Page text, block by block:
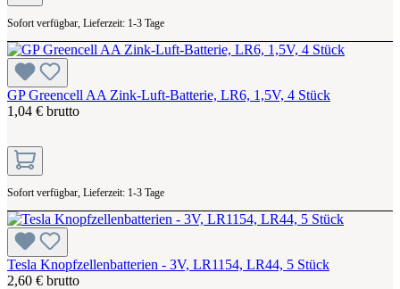
Sofort verfügbar, Lieferzeit: 1-3 Tage
GP Greencell AA Zink-Luft-Batterie, LR6, 1,5V, 4 Stück
1,04 € brutto
Sofort verfügbar, Lieferzeit: 1-3 Tage
Tesla Knopfzellenbatterien - 3V, LR1154, LR44, 5 Stück
2,60 € brutto